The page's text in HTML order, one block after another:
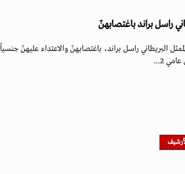
راسل براند باغتصابهنّ
البريطاني راسل براند، باغتصابهنّ والاعتداء عليهنّ جنسياً
2...